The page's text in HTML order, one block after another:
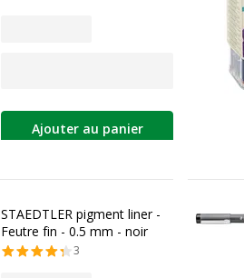
Ajouter au panier
STAEDTLER pigment liner -
Feutre fin - 0.5 mm - noir
3